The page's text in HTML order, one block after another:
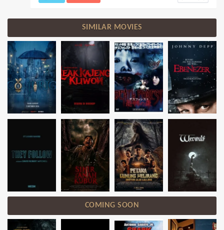
SIMILAR MOVIES
COMING SOON